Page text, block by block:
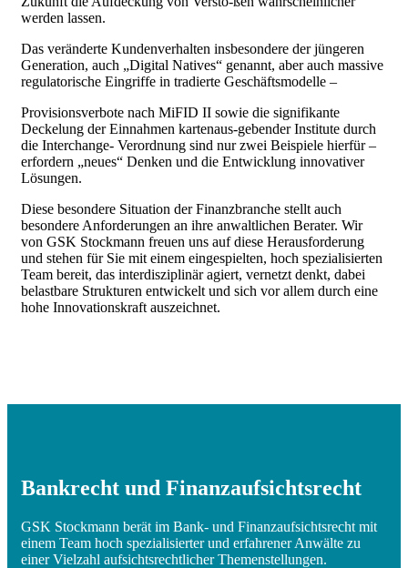
werden lassen.
Das veränderte Kundenverhalten insbesondere der jüngeren
Generation, auch „Digital Natives“ genannt, aber auch massive
regulatorische Eingriffe in tradierte Geschäftsmodelle –
Provisionsverbote nach MiFID II sowie die signifikante
Deckelung der Einnahmen kartenaus-gebender Institute durch
die Interchange- Verordnung sind nur zwei Beispiele hierfür –
erfordern „neues“ Denken und die Entwicklung innovativer
Lösungen.
Diese besondere Situation der Finanzbranche stellt auch
besondere Anforderungen an ihre anwaltlichen Berater. Wir
von GSK Stockmann freuen uns auf diese Herausforderung
und stehen für Sie mit einem eingespielten, hoch spezialisierten
Team bereit, das interdisziplinär agiert, vernetzt denkt, dabei
belastbare Strukturen entwickelt und sich vor allem durch eine
hohe Innovationskraft auszeichnet.
Bankrecht und Finanzaufsichtsrecht
GSK Stockmann berät im Bank- und Finanzaufsichtsrecht mit
einem Team hoch spezialisierter und erfahrener Anwälte zu
einer Vielzahl aufsichtsrechtlicher Themenstellungen.